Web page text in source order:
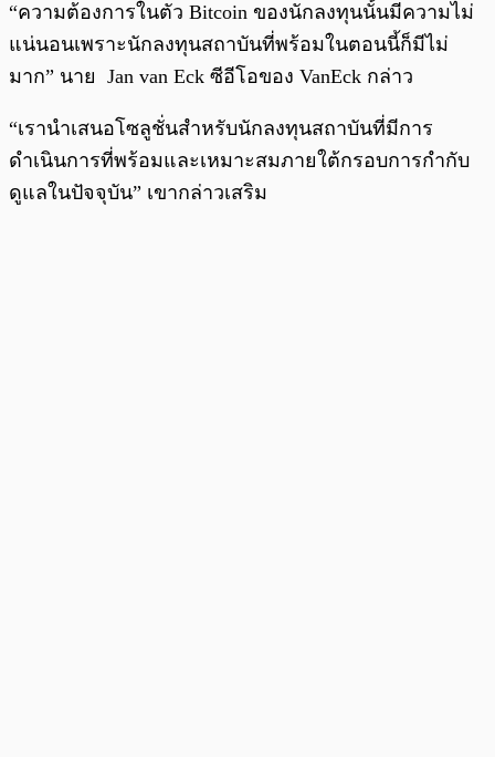
“ความต้องการในตัว Bitcoin ของนักลงทุนนั้นมีความไม่
แน่นอนเพราะนักลงทุนสถาบันที่พร้อมในตอนนี้ก็มีไม่
มาก” นาย Jan van Eck ซีอีโอของ VanEck กล่าว
“เรานำเสนอโซลูชั่นสำหรับนักลงทุนสถาบันที่มีการ
ดำเนินการที่พร้อมและเหมาะสมภายใต้กรอบการกำกับ
ดูแลในปัจจุบัน” เขากล่าวเสริม